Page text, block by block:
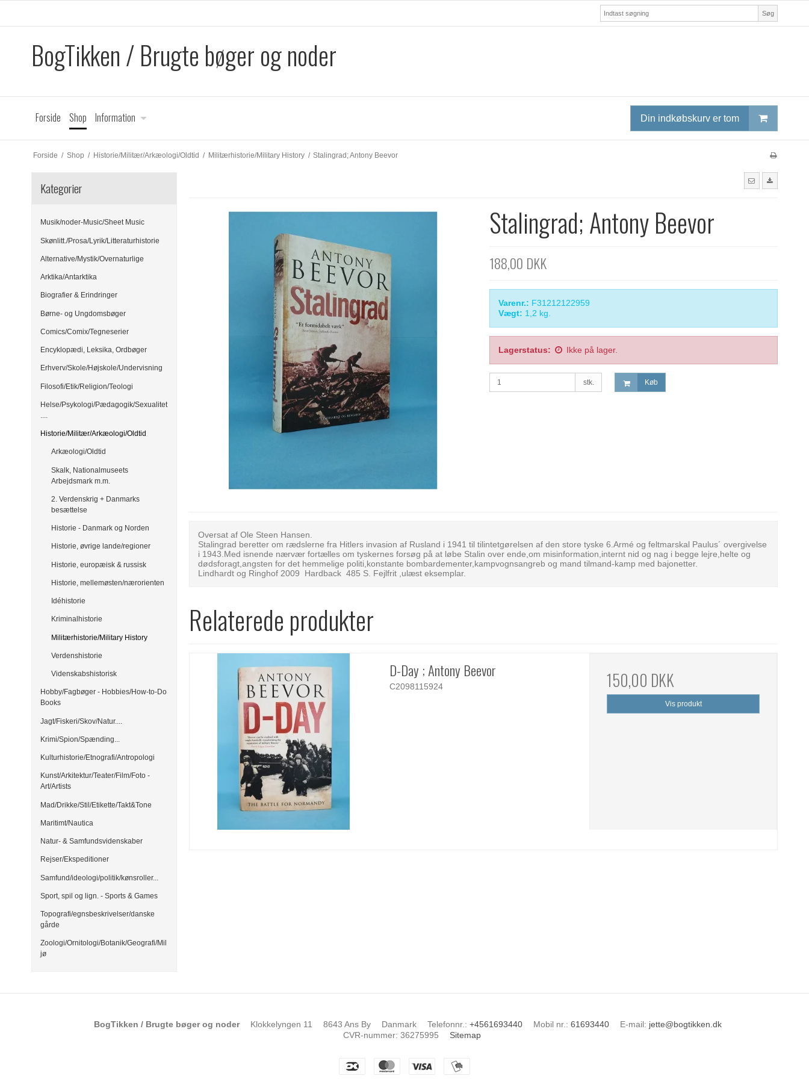
Søg
BogTikken / Brugte bøger og noder
Forside Shop Information Din indkøbskurv er tom
Forside / Shop / Historie/Militær/Arkæologi/Oldtid / Militærhistorie/Military History / Stalingrad; Antony Beevor
Kategorier
Musik/noder-Music/Sheet Music
Skønlitt./Prosa/Lyrik/Litteraturhistorie
Alternative/Mystik/Overnaturlige
Arktika/Antarktika
Biografier & Erindringer
Børne- og Ungdomsbøger
Comics/Comix/Tegneserier
Encyklopædi, Leksika, Ordbøger
Erhverv/Skole/Højskole/Undervisning
Filosofi/Etik/Religion/Teologi
Helse/Psykologi/Pædagogik/Sexualitet
....
Historie/Militær/Arkæologi/Oldtid
Arkæologi/Oldtid
Skalk, Nationalmuseets
Arbejdsmark m.m.
2. Verdenskrig + Danmarks
besættelse
Historie - Danmark og Norden
Historie, øvrige lande/regioner
Historie, europæisk & russisk
Historie, mellemøsten/nærorienten
Idéhistorie
Kriminalhistorie
Militærhistorie/Military History
Verdenshistorie
Videnskabshistorisk
Hobby/Fagbøger - Hobbies/How-to-Do
Books
Jagt/Fiskeri/Skov/Natur....
Krimi/Spion/Spænding...
Kulturhistorie/Etnografi/Antropologi
Kunst/Arkitektur/Teater/Film/Foto -
Art/Artists
Mad/Drikke/Stil/Etikette/Takt&Tone
Maritimt/Nautica
Natur- & Samfundsvidenskaber
Rejser/Ekspeditioner
Samfund/ideologi/politik/kønsroller...
Sport, spil og lign. - Sports & Games
Topografi/egnsbeskrivelser/danske
gårde
Zoologi/Ornitologi/Botanik/Geografi/Mil
jø
Stalingrad; Antony Beevor
188,00 DKK
Varenr.: F31212122959
Vægt: 1,2 kg.
Lagerstatus: Ikke på lager.
stk. Køb
Oversat af Ole Steen Hansen.
Stalingrad beretter om rædslerne fra Hitlers invasion af Rusland i 1941 til tilintetgørelsen af den store tyske 6.Armé og feltmarskal Paulus´ overgivelse
i 1943.Med isnende nærvær fortælles om tyskernes forsøg på at løbe Stalin over ende,om misinformation,internt nid og nag i begge lejre,helte og
dødsforagt,angsten for det hemmelige politi,konstante bombardementer,kampvognsangreb og mand tilmand-kamp med bajonetter.
Lindhardt og Ringhof 2009 Hardback 485 S. Fejlfrit ,ulæst eksemplar.
Relaterede produkter
D-Day ; Antony Beevor
C2098115924 150,00 DKK
Vis produkt
BogTikken / Brugte bøger og noder Klokkelyngen 11 8643 Ans By Danmark Telefonnr.: +4561693440 Mobil nr.: 61693440 E-mail: jette@bogtikken.dk
CVR-nummer: 36275995 Sitemap